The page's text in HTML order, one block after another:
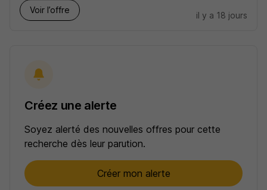
Voir l’offre
il y a 18 jours
Créez une alerte
Soyez alerté des nouvelles offres pour cette
recherche dès leur parution.
Créer mon alerte